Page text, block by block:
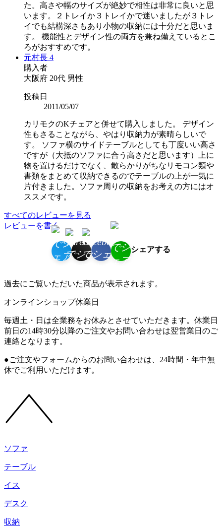
た。高さや幅のサイズが絶妙で相性は非常に良いと思
います。２トレイか３トレイかで迷いましたが３トレ
イでも結構深さもあり小物の収納には十分だと思いま
す。 機能性とデザイン性の両方を兼ね備えているとこ
ろがおすすめです。
元村長 4
購入者
大阪府 20代 男性
投稿日
2011/05/07
カリモクのKチェアと併せて購入しました。 デザイン
性もさることながら、やはり収納力が素晴らしいで
す。 ソファ横のサイドテーブルとしても丁度いい高さ
ですが（大抵のソファに合う高さだと思います）上に
物を置けるだけでなく、散らかりがちなリモコン類や
書類をまとめて収納できるのでテーブルの上が一気に
片付きました。ソファ周りの収納をお考えの方にはオ
ススメです。
すべてのレビューを見る
レビューを書く
シェアする
過去にご覧いただいた商品が表示されます。
オンラインショップ休業日
毎週土・日は全業務をお休みとさせていただきます。休業日
前日の14時30分以降のご注文やお問い合わせは翌営業日のご
連絡となります。
●ご注文やフォームからのお問い合わせは、 24時間・年中無
休でご利用いただけます。
ソファ
テーブル
イス
デスク
収納